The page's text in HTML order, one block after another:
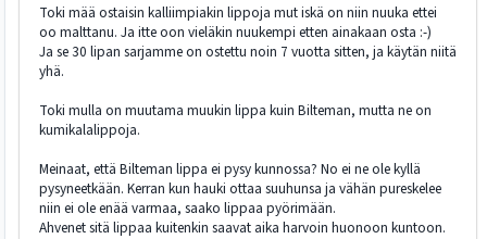
Toki mää ostaisin kalliimpiakin lippoja mut iskä on niin nuuka ettei
oo malttanu. Ja itte oon vieläkin nuukempi etten ainakaan osta :-)
Ja se 30 lipan sarjamme on ostettu noin 7 vuotta sitten, ja käytän niitä
yhä.
Toki mulla on muutama muukin lippa kuin Bilteman, mutta ne on
kumikalalippoja.
Meinaat, että Bilteman lippa ei pysy kunnossa? No ei ne ole kyllä
pysyneetkään. Kerran kun hauki ottaa suuhunsa ja vähän pureskelee
niin ei ole enää varmaa, saako lippaa pyörimään.
Ahvenet sitä lippaa kuitenkin saavat aika harvoin huonoon kuntoon.